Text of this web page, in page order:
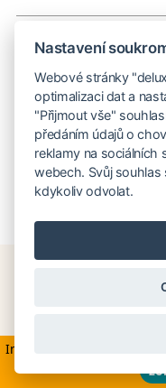
PRVNÍ <
5 6 7
12
Informácie v súvislosti s
Nastavení
Webové stránky
optimalizaci dat a
"Přijmout vše"
předáním údajů o
reklamy na sociálních
webech. Svůj
kdykoliv odvolat.
Potřebujete